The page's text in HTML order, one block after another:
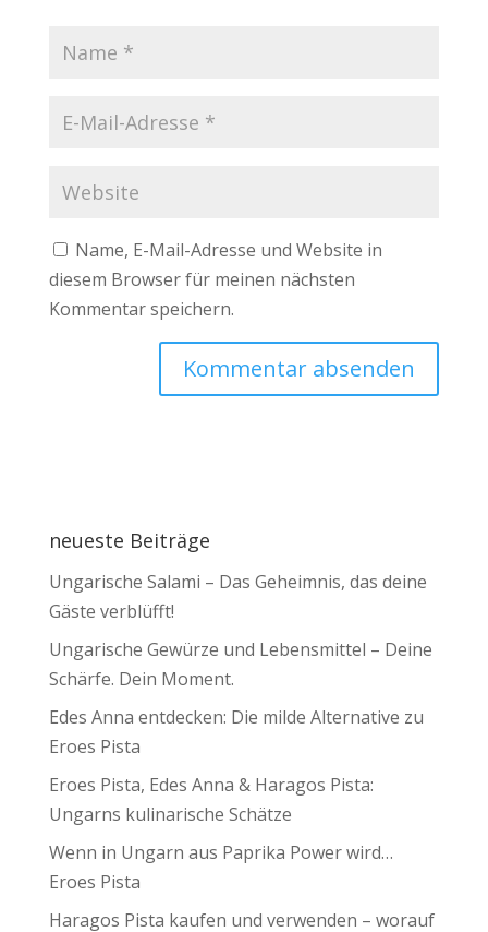
Name, E-Mail-Adresse und Website in
diesem Browser für meinen nächsten
Kommentar speichern.
neueste Beiträge
Ungarische Salami – Das Geheimnis, das deine
Gäste verblüfft!
Ungarische Gewürze und Lebensmittel – Deine
Schärfe. Dein Moment.
Edes Anna entdecken: Die milde Alternative zu
Eroes Pista
Eroes Pista, Edes Anna & Haragos Pista:
Ungarns kulinarische Schätze
Wenn in Ungarn aus Paprika Power wird…
Eroes Pista
Haragos Pista kaufen und verwenden – worauf